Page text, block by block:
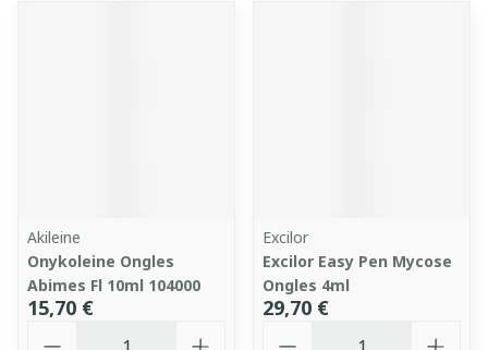
Akileine
Onykoleine Ongles
Abimes Fl 10ml 104000
15,70 €
Excilor
Excilor Easy Pen Mycose
Ongles 4ml
29,70 €